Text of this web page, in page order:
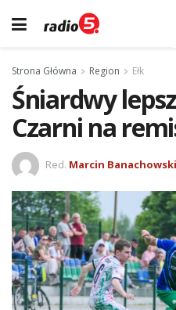
Strona Główna Region Ełk
Śniardwy
Czarni na
Red. Marcin Banachowski